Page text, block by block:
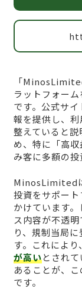
「
ラットフォー
です。公式サ
報を提供し、
整えていると
め、特に「高
み客に多額の投
MinosLimited
投資をサポー
かけています
ス内容が不透
り、規制当局
す。これにより、
が高いとされて
あることが、
です。